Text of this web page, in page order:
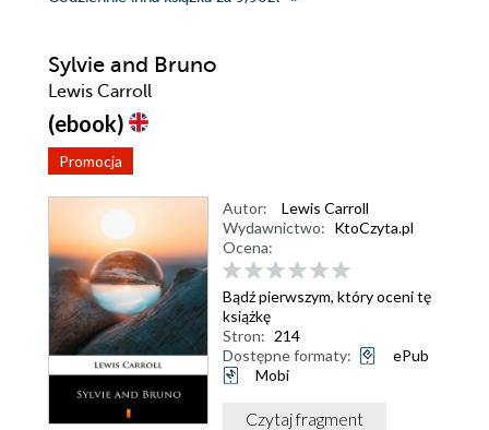
Sylvie and Bruno
Lewis Carroll
(ebook)
Promocja
Autor:
Lewis Carroll
Wydawnictwo: KtoCzyta.pl
Ocena:
Bądź pierwszym, który oceni tę
książkę
Stron: 214
Dostępne formaty:
ePub
Mobi
Czytaj fragment